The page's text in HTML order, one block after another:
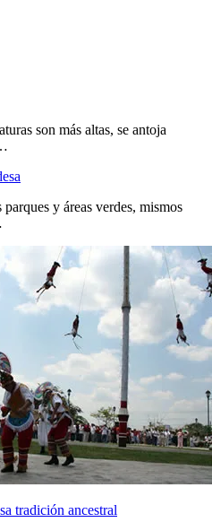
son más altas, se antoja
y áreas verdes, mismos
tradición ancestral